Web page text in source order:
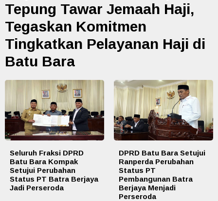
Tepung Tawar Jemaah Haji,
Tegaskan Komitmen
Tingkatkan Pelayanan Haji di
Batu Bara
Seluruh Fraksi DPRD
Batu Bara Kompak
Setujui Perubahan
Status PT Batra Berjaya
Jadi Perseroda
DPRD Batu Bara Setujui
Ranperda Perubahan
Status PT
Pembangunan Batra
Berjaya Menjadi
Perseroda